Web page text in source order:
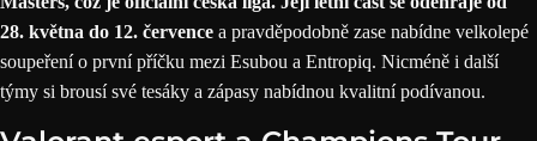
28. května do 12. července a pravděpodobně zase nabídne velkolepé
soupeření o první příčku mezi Esubou a Entropiq. Nicméně i další
týmy si brousí své tesáky a zápasy nabídnou kvalitní podívanou.